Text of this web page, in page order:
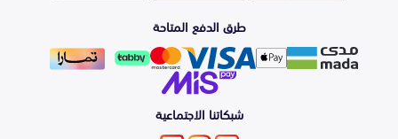
الشمعات
والاصطبات (الاضاءة)
الفرامل والأقمشة
اكسسوارات العناية
الزيوت و السوائل
التلميع والعناية
Hyundai
Kia
طرق الدفع المتاحة
شبكاتنا الاجتماعية